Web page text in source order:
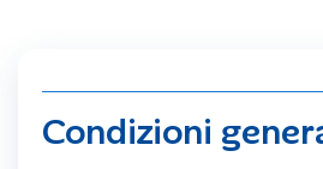
Condizioni